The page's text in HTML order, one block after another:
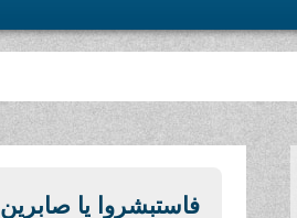
فاستبشروا يا صابرين